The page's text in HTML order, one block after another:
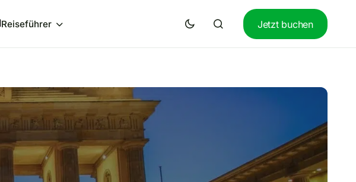
Reiseführer Jetzt buchen